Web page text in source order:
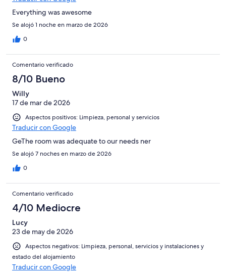
Everything was awesome
Se alojó 1 noche en marzo de 2026
0
Comentario verificado
8/10 Bueno
Willy
17 de mar de 2026
Aspectos positivos: Limpieza, personal y servicios
Traducir con Google
GeThe room was adequate to our needs ner
Se alojó 7 noches en marzo de 2026
0
Comentario verificado
4/10 Mediocre
Lucy
23 de may de 2026
Aspectos negativos: Limpieza, personal, servicios y instalaciones y
estado del alojamiento
Traducir con Google